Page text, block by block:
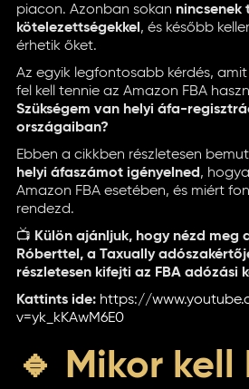
piacon. Azonban sokan nincsenek
kötelezettségekkel , és később
érhetik őket.
Az egyik legfontosabb kérdés,
fel kell tennie az Amazon FBA
Szükségem van helyi áfa-
országaiban?
Ebben a cikkben részletesen
helyi áfaszámot igényelned ,
Amazon FBA esetében, és miért
rendezd.
📺 Külön ajánljuk, hogy nézd meg
Róberttel, a Taxually
részletesen kifejti az FBA adózási
Kattints ide: https://
v=yk_kKAwM6E0
🔹 Mikor kell